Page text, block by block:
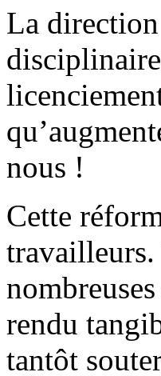
La direction
nous !
Cette
travailleurs.
rendu
tantôt